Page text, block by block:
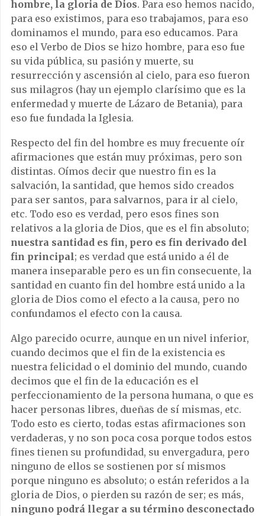
hombre, la gloria de Dios. Para eso hemos nacido,
para eso existimos, para eso trabajamos, para eso
dominamos el mundo, para eso educamos. Para
eso el Verbo de Dios se hizo hombre, para eso fue
su vida pública, su pasión y muerte, su
resurrección y ascensión al cielo, para eso fueron
sus milagros (hay un ejemplo clarísimo que es la
enfermedad y muerte de Lázaro de Betania), para
eso fue fundada la Iglesia.
Respecto del fin del hombre es muy frecuente oír
afirmaciones que están muy próximas, pero son
distintas. Oímos decir que nuestro fin es la
salvación, la santidad, que hemos sido creados
para ser santos, para salvarnos, para ir al cielo,
etc. Todo eso es verdad, pero esos fines son
relativos a la gloria de Dios, que es el fin absoluto;
nuestra santidad es fin, pero es fin derivado del
fin principal; es verdad que está unido a él de
manera inseparable pero es un fin consecuente, la
santidad en cuanto fin del hombre está unido a la
gloria de Dios como el efecto a la causa, pero no
confundamos el efecto con la causa.
Algo parecido ocurre, aunque en un nivel inferior,
cuando decimos que el fin de la existencia es
nuestra felicidad o el dominio del mundo, cuando
decimos que el fin de la educación es el
perfeccionamiento de la persona humana, o que es
hacer personas libres, dueñas de sí mismas, etc.
Todo esto es cierto, todas estas afirmaciones son
verdaderas, y no son poca cosa porque todos estos
fines tienen su profundidad, su envergadura, pero
ninguno de ellos se sostienen por sí mismos
porque ninguno es absoluto; o están referidos a la
gloria de Dios, o pierden su razón de ser; es más,
ninguno podrá llegar a su término desconectado